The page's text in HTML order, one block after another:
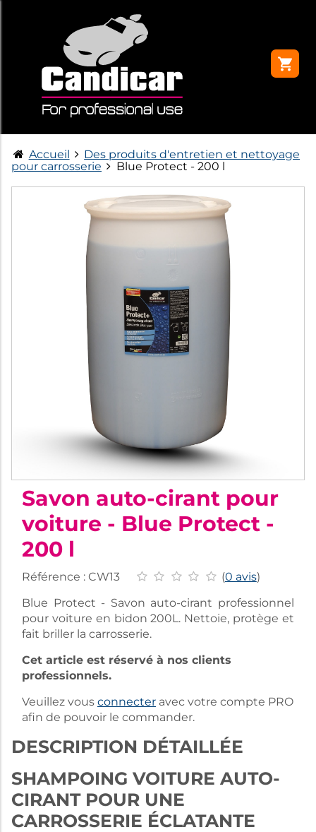
Accueil
Des produits d'entretien et nettoyage
pour carrosserie
Blue Protect - 200 l
Savon auto-cirant pour
voiture - Blue Protect -
200 l
Référence : CW13 (0 avis)
Blue Protect - Savon auto-cirant professionnel
pour voiture en bidon 200L. Nettoie, protège et
fait briller la carrosserie.
Cet article est réservé à nos clients
professionnels.
Veuillez vous connecter avec votre compte PRO
afin de pouvoir le commander.
DESCRIPTION DÉTAILLÉE
SHAMPOING VOITURE AUTO-
CIRANT POUR UNE
CARROSSERIE ÉCLATANTE